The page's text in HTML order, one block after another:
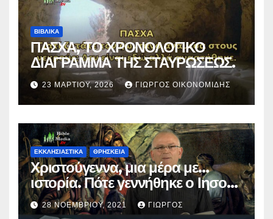
ΒΙΒΛΙΚΑ
ΠΑΣΧΑ, ΤΟ ΧΡΟΝΟΛΟΓΙΚΟ
ΔΙΑΓΡΑΜΜΑ ΤΗΣ ΣΤΑΥΡΩΣΕΩΣ.
23 ΜΑΡΤΊΟΥ, 2026 ΓΙΏΡΓΟΣ ΟΙΚΟΝΟΜΊΔΗΣ
ΕΚΚΛΗΣΙΑΣΤΙΚΑ ΘΡΗΣΚΕΙΑ
Χριστούγεννα, μια μέρα με…
ιστορία. Πότε γεννήθηκε ο Ιησούς
Χριστός; (Βίντεο).
28 ΝΟΕΜΒΡΊΟΥ, 2021 ΓΙΏΡΓΟΣ